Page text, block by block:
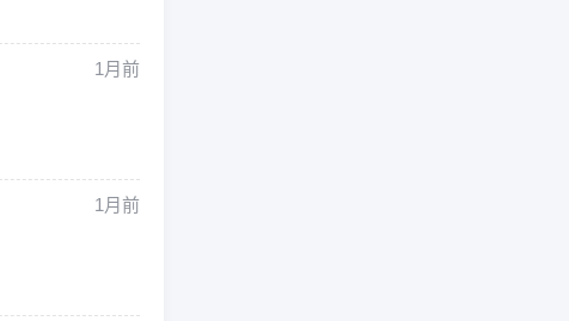
1月前
1月前